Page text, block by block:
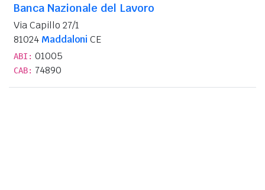
Banca Nazionale del Lavoro
Via Capillo 27/1
81024 Maddaloni CE
ABI: 01005
CAB: 74890